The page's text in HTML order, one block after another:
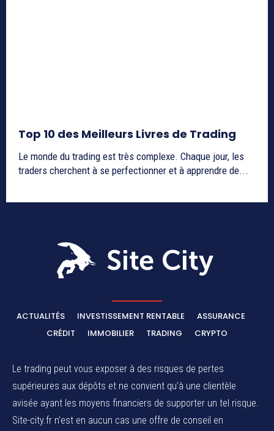
Top 10 des Meilleurs Livres de Trading
Le monde du trading est très complexe. Chaque jour, les
traders cherchent à se perfectionner et à apprendre de...
ACTUALITÉS INVESTISSEMENT RENTABLE
ASSURANCE
CRÉDIT
IMMOBILIER TRADING CRYPTO
Le trading peut vous exposer à des risques de pertes
supérieures aux dépôts et ne convient qu’à une clientèle
avisée ayant les moyens financiers de supporter un tel risque.
Site-city.fr n’est en aucun cas une offre de conseil en